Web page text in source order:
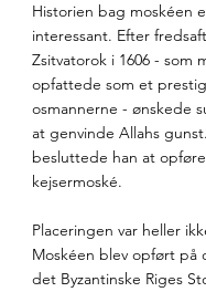
Historien bag moskéen
interessant. Efter
Zsitvatorok i 1606 - som
opfattede som et
osmannerne - ønskede
at genvinde Allahs
besluttede han at
kejsermoské.
Placeringen var heller
Moskéen blev opført på
det Byzantinske Riges